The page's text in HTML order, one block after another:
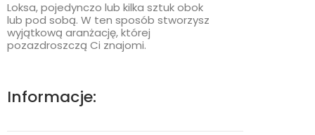
Loksa, pojedynczo lub kilka sztuk obok
lub pod sobą. W ten sposób stworzysz
wyjątkową aranżację, której
pozazdroszczą Ci znajomi.
Informacje: